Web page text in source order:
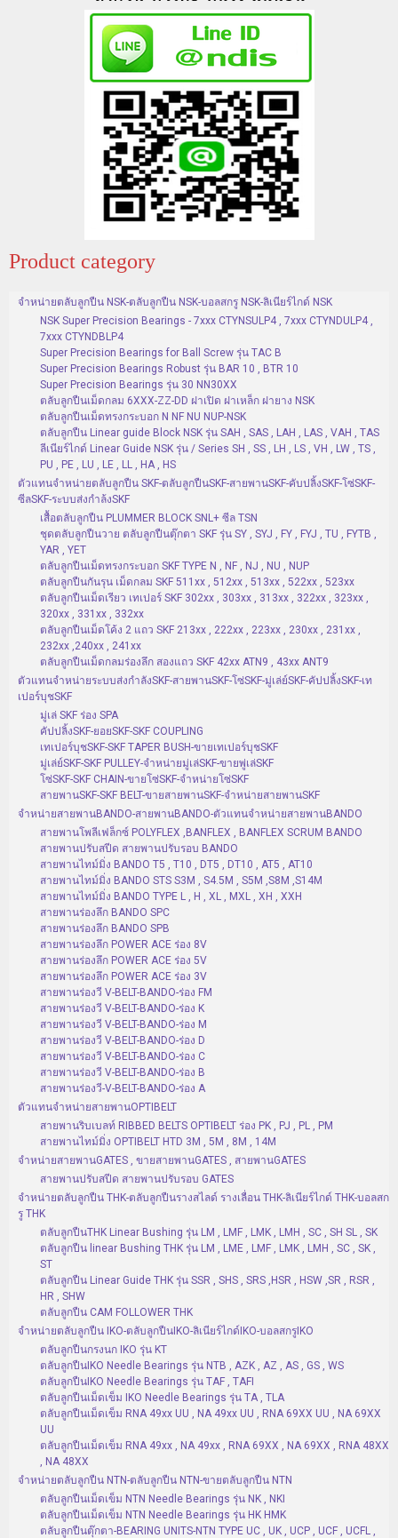
Product category
จำหน่ายตลับลูกปืน NSK-ตลับลูกปืน NSK-บอลสกรู NSK-ลิเนียร์ไกด์ NSK
NSK Super Precision Bearings - 7xxx CTYNSULP4 , 7xxx CTYNDULP4 ,
7xxx CTYNDBLP4
Super Precision Bearings for Ball Screw รุ่น TAC B
Super Precision Bearings Robust รุ่น BAR 10 , BTR 10
Super Precision Bearings รุ่น 30 NN30XX
ตลับลูกปืนเม็ดกลม 6XXX-ZZ-DD ฝาเปิด ฝาเหล็ก ฝายาง NSK
ตลับลูกปืนเม็ดทรงกระบอก N NF NU NUP-NSK
ตลับลูกปืน Linear guide Block NSK รุ่น SAH , SAS , LAH , LAS , VAH , TAS
ลีเนียร์ไกด์ Linear Guide NSK รุ่น / Series SH , SS , LH , LS , VH , LW , TS ,
PU , PE , LU , LE , LL , HA , HS
ตัวแทนจำหน่ายตลับลูกปืน SKF-ตลับลูกปืนSKF-สายพานSKF-คับปลิ้งSKF-โซ่SKF-
ซีลSKF-ระบบส่งกำล้งSKF
เสื้อตลับลูกปืน PLUMMER BLOCK SNL+ ซีล TSN
ชุดตลับลูกปืนวาย ตลับลูกปืนตุ๊กตา SKF รุ่น SY , SYJ , FY , FYJ , TU , FYTB ,
YAR , YET
ตลับลูกปืนเม็ดทรงกระบอก SKF TYPE N , NF , NJ , NU , NUP
ตลับลูกปืนกันรุน เม็ดกลม SKF 511xx , 512xx , 513xx , 522xx , 523xx
ตลับลูกปืนเม็ดเรียว เทเปอร์ SKF 302xx , 303xx , 313xx , 322xx , 323xx ,
320xx , 331xx , 332xx
ตลับลูกปืนเม็ดโค้ง 2 แถว SKF 213xx , 222xx , 223xx , 230xx , 231xx ,
232xx ,240xx , 241xx
ตลับลูกปืนเม็ดกลมร่องลึก สองแถว SKF 42xx ATN9 , 43xx ANT9
ตัวแทนจำหน่ายระบบส่งกำลังSKF-สายพานSKF-โซ่SKF-มู่เล่ย์SKF-คัปปลิ้งSKF-เท
เปอร์บุชSKF
มู่เล่ SKF ร่อง SPA
คัปปลิ้งSKF-ยอยSKF-SKF COUPLING
เทเปอร์บุชSKF-SKF TAPER BUSH-ขายเทเปอร์บุชSKF
มู่เล่ย์SKF-SKF PULLEY-จำหน่ายมู่เล่SKF-ขายพู่เล่SKF
โซ่SKF-SKF CHAIN-ขายโซ่SKF-จำหน่ายโซ่SKF
สายพานSKF-SKF BELT-ขายสายพานSKF-จำหน่ายสายพานSKF
จำหน่ายสายพานBANDO-สายพานBANDO-ตัวแทนจำหน่ายสายพานBANDO
สายพานโพลีเฟล็กซ์ POLYFLEX ,BANFLEX , BANFLEX SCRUM BANDO
สายพานปรับสปีด สายพานปรับรอบ BANDO
สายพานไทม์มิ่ง BANDO T5 , T10 , DT5 , DT10 , AT5 , AT10
สายพานไทม์มิ่ง BANDO STS S3M , S4.5M , S5M ,S8M ,S14M
สายพานไทม์มิ่ง BANDO TYPE L , H , XL , MXL , XH , XXH
สายพานร่องลึก BANDO SPC
สายพานร่องลึก BANDO SPB
สายพานร่องลึก POWER ACE ร่อง 8V
สายพานร่องลึก POWER ACE ร่อง 5V
สายพานร่องลึก POWER ACE ร่อง 3V
สายพานร่องวี V-BELT-BANDO-ร่อง FM
สายพานร่องวี V-BELT-BANDO-ร่อง K
สายพานร่องวี V-BELT-BANDO-ร่อง M
สายพานร่องวี V-BELT-BANDO-ร่อง D
สายพานร่องวี V-BELT-BANDO-ร่อง C
สายพานร่องวี V-BELT-BANDO-ร่อง B
สายพานร่องวี-V-BELT-BANDO-ร่อง A
ตัวแทนจำหน่ายสายพานOPTIBELT
สายพานริบเบลท์ RIBBED BELTS OPTIBELT ร่อง PK , PJ , PL , PM
สายพานไทม์มิ่ง OPTIBELT HTD 3M , 5M , 8M , 14M
จำหน่ายสายพานGATES , ขายสายพานGATES , สายพานGATES
สายพานปรับสปีด สายพานปรับรอบ GATES
จำหน่ายตลับลูกปืน THK-ตลับลูกปืนรางสไลด์ รางเลื่อน THK-ลิเนียร์ไกด์ THK-บอลสก
รู THK
ตลับลูกปืนTHK Linear Bushing รุ่น LM , LMF , LMK , LMH , SC , SH SL , SK
ตลับลูกปืน linear Bushing THK รุ่น LM , LME , LMF , LMK , LMH , SC , SK ,
ST
ตลับลูกปืน Linear Guide THK รุ่น SSR , SHS , SRS ,HSR , HSW ,SR , RSR ,
HR , SHW
ตลับลูกปืน CAM FOLLOWER THK
จำหน่ายตลับลูกปืน IKO-ตลับลูกปืนIKO-ลิเนียร์ไกด์IKO-บอลสกรูIKO
ตลับลูกปืนกรงนก IKO รุ่น KT
ตลับลูกปืนIKO Needle Bearings รุ่น NTB , AZK , AZ , AS , GS , WS
ตลับลูกปืนIKO Needle Bearings รุ่น TAF , TAFI
ตลับลูกปืนเม็ดเข็ม IKO Needle Bearings รุ่น TA , TLA
ตลับลูกปืนเม็ดเข็ม RNA 49xx UU , NA 49xx UU , RNA 69XX UU , NA 69XX
UU
ตลับลูกปืนเม็ดเข็ม RNA 49xx , NA 49xx , RNA 69XX , NA 69XX , RNA 48XX
, NA 48XX
จำหน่ายตลับลูกปืน NTN-ตลับลูกปืน NTN-ขายตลับลูกปืน NTN
ตลับลูกปืนเม็ดเข็ม NTN Needle Bearings รุ่น NK , NKI
ตลับลูกปืนเม็ดเข็ม NTN Needle Bearings รุ่น HK HMK
ตลับลูกปืนตุ๊กตา-BEARING UNITS-NTN TYPE UC , UK , UCP , UCF , UCFL ,